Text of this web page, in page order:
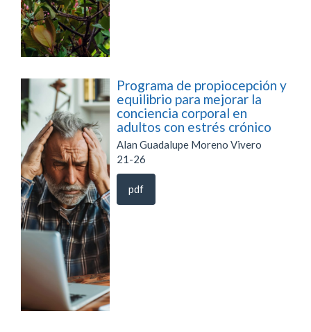
Programa de propiocepción y
equilibrio para mejorar la
conciencia corporal en
adultos con estrés crónico
Alan Guadalupe Moreno Vivero
21-26
pdf